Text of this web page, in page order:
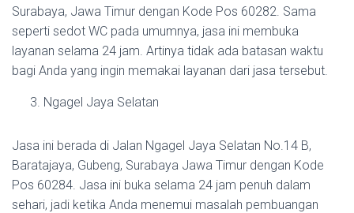
Surabaya, Jawa Timur dengan Kode Pos 60282. Sama
seperti sedot WC pada umumnya, jasa ini membuka
layanan selama 24 jam. Artinya tidak ada batasan waktu
bagi Anda yang ingin memakai layanan dari jasa tersebut.
Ngagel Jaya Selatan
Jasa ini berada di Jalan Ngagel Jaya Selatan No.14 B,
Baratajaya, Gubeng, Surabaya Jawa Timur dengan Kode
Pos 60284. Jasa ini buka selama 24 jam penuh dalam
sehari, jadi ketika Anda menemui masalah pembuangan